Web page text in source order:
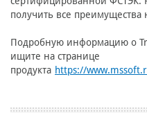
получить все
Подробную информацию о
ищите на странице
продукта https://